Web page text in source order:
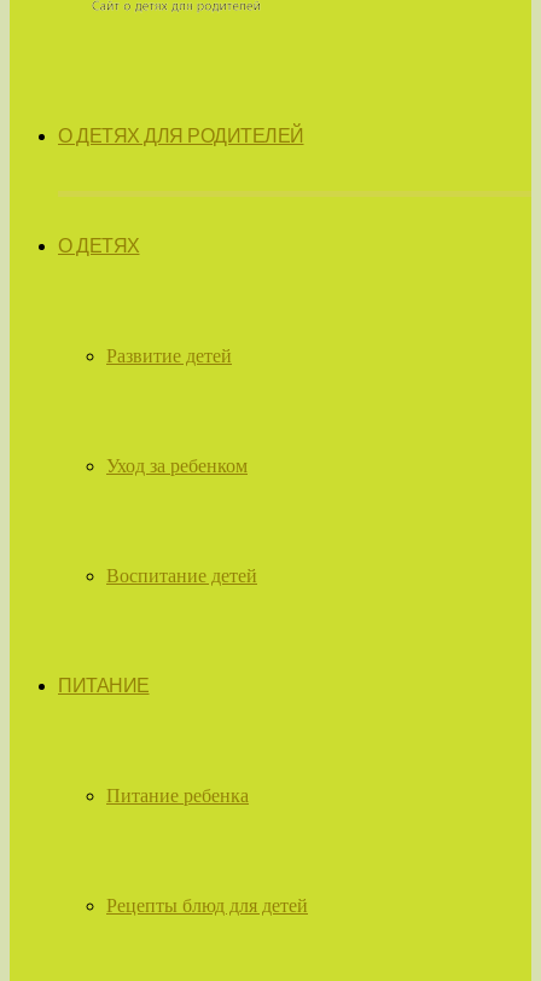
О ДЕТЯХ ДЛЯ РОДИТЕЛЕЙ
О ДЕТЯХ
Развитие детей
Уход за ребенком
Воспитание детей
ПИТАНИЕ
Питание ребенка
Рецепты блюд для детей